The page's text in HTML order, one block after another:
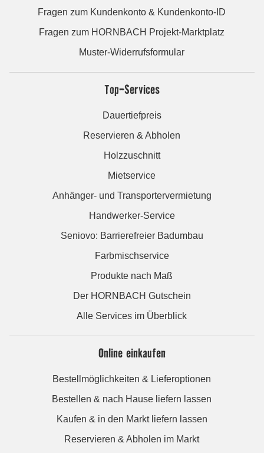
Fragen zum Kundenkonto & Kundenkonto-ID
Fragen zum HORNBACH Projekt-Marktplatz
Muster-Widerrufsformular
Top-Services
Dauertiefpreis
Reservieren & Abholen
Holzzuschnitt
Mietservice
Anhänger- und Transportervermietung
Handwerker-Service
Seniovo: Barrierefreier Badumbau
Farbmischservice
Produkte nach Maß
Der HORNBACH Gutschein
Alle Services im Überblick
Online einkaufen
Bestellmöglichkeiten & Lieferoptionen
Bestellen & nach Hause liefern lassen
Kaufen & in den Markt liefern lassen
Reservieren & Abholen im Markt